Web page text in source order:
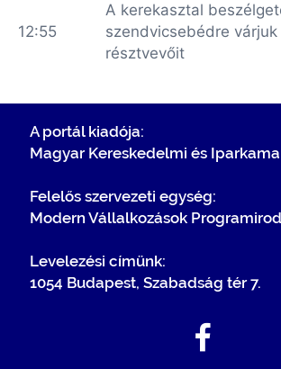
12:55
A kerekasztal
szendvicsebédre
résztvevőit
A portál kiadója:
Magyar Kereskedelmi és
Felelős szervezeti egység:
Modern Vállalkozások
Levelezési címünk:
1054 Budapest, Szabadság tér 7.